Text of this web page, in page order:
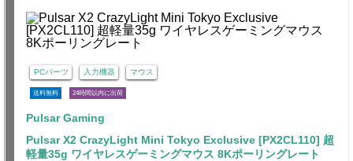
PCパーツ 入力機器 マウス
送料無料 24時間以内に出荷
Pulsar Gaming
Pulsar X2 CrazyLight Mini Tokyo Exclusive [PX2CL110] 超
軽量35g ワイヤレスゲーミングマウス 8Kポーリングレート